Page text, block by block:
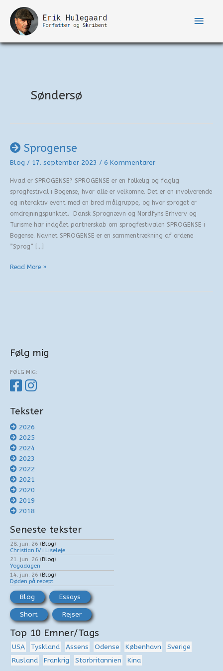
indholdet
Søndersø
Sprogense
Blog / 17. september 2023 / 6 Kommentarer
Hvad er SPROGENSE? SPROGENSE er en folkelig og faglig
sprogfestival i Bogense, hvor alle er velkomne. Det er en involverende
og interaktiv event med en bred målgruppe, og hvor sproget er
omdrejningspunktet. Dansk Sprognævn og Nordfyns Erhverv og
Turisme har indgået partnerskab om sprogfestivalen SPROGENSE i
Bogense. Navnet SPROGENSE er en sammentrækning af ordene
”Sprog” […]
Sprogense
Read More »
Følg mig
FØLG MIG:
Tekster
2026
2025
2024
2023
2022
2021
2020
2019
2018
Seneste tekster
28. jun. 26 (Blog)
Christian IV i Liseleje
21. jun. 26 (Blog)
Yogadagen
14. jun. 26 (Blog)
Døden på recept
Blog Essays
Short Rejser
Top 10 Emner/Tags
USA Tyskland Assens Odense København
Sverige
Rusland
Frankrig Storbritannien Kina